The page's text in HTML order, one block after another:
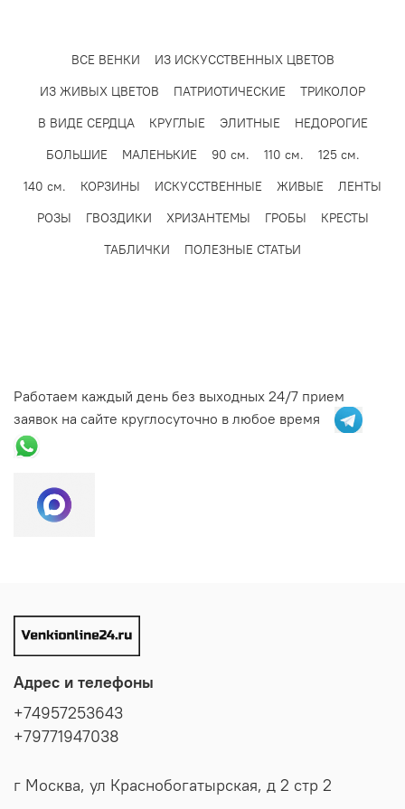
ВСЕ ВЕНКИ
ИЗ ИСКУССТВЕННЫХ ЦВЕТОВ
ИЗ ЖИВЫХ ЦВЕТОВ
ПАТРИОТИЧЕСКИЕ
ТРИКОЛОР
В ВИДЕ СЕРДЦА
КРУГЛЫЕ ЭЛИТНЫЕ
НЕДОРОГИЕ
БОЛЬШИЕ
МАЛЕНЬКИЕ 90 см. 110 см.
125 см.
140 см.
КОРЗИНЫ ИСКУССТВЕННЫЕ ЖИВЫЕ
ЛЕНТЫ
РОЗЫ
ГВОЗДИКИ ХРИЗАНТЕМЫ ГРОБЫ
КРЕСТЫ
ТАБЛИЧКИ
ПОЛЕЗНЫЕ СТАТЬИ
Работаем каждый день без выходных 24/7 прием
заявок на сайте круглосуточно в любое время
Адрес и телефоны
+74957253643
+79771947038
г Москва, ул Краснобогатырская, д 2 стр 2